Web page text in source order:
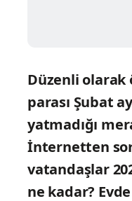
Düzenli olarak
parası Şubat
yatmadığı
İnternetten
vatandaşlar
ne kadar?